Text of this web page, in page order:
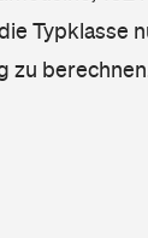
Typklasse
zu